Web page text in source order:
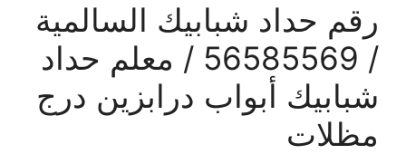
رقم حداد شبابيك السالمية
/ 56585569 / معلم حداد
شبابيك أبواب درابزين درج
مظلات